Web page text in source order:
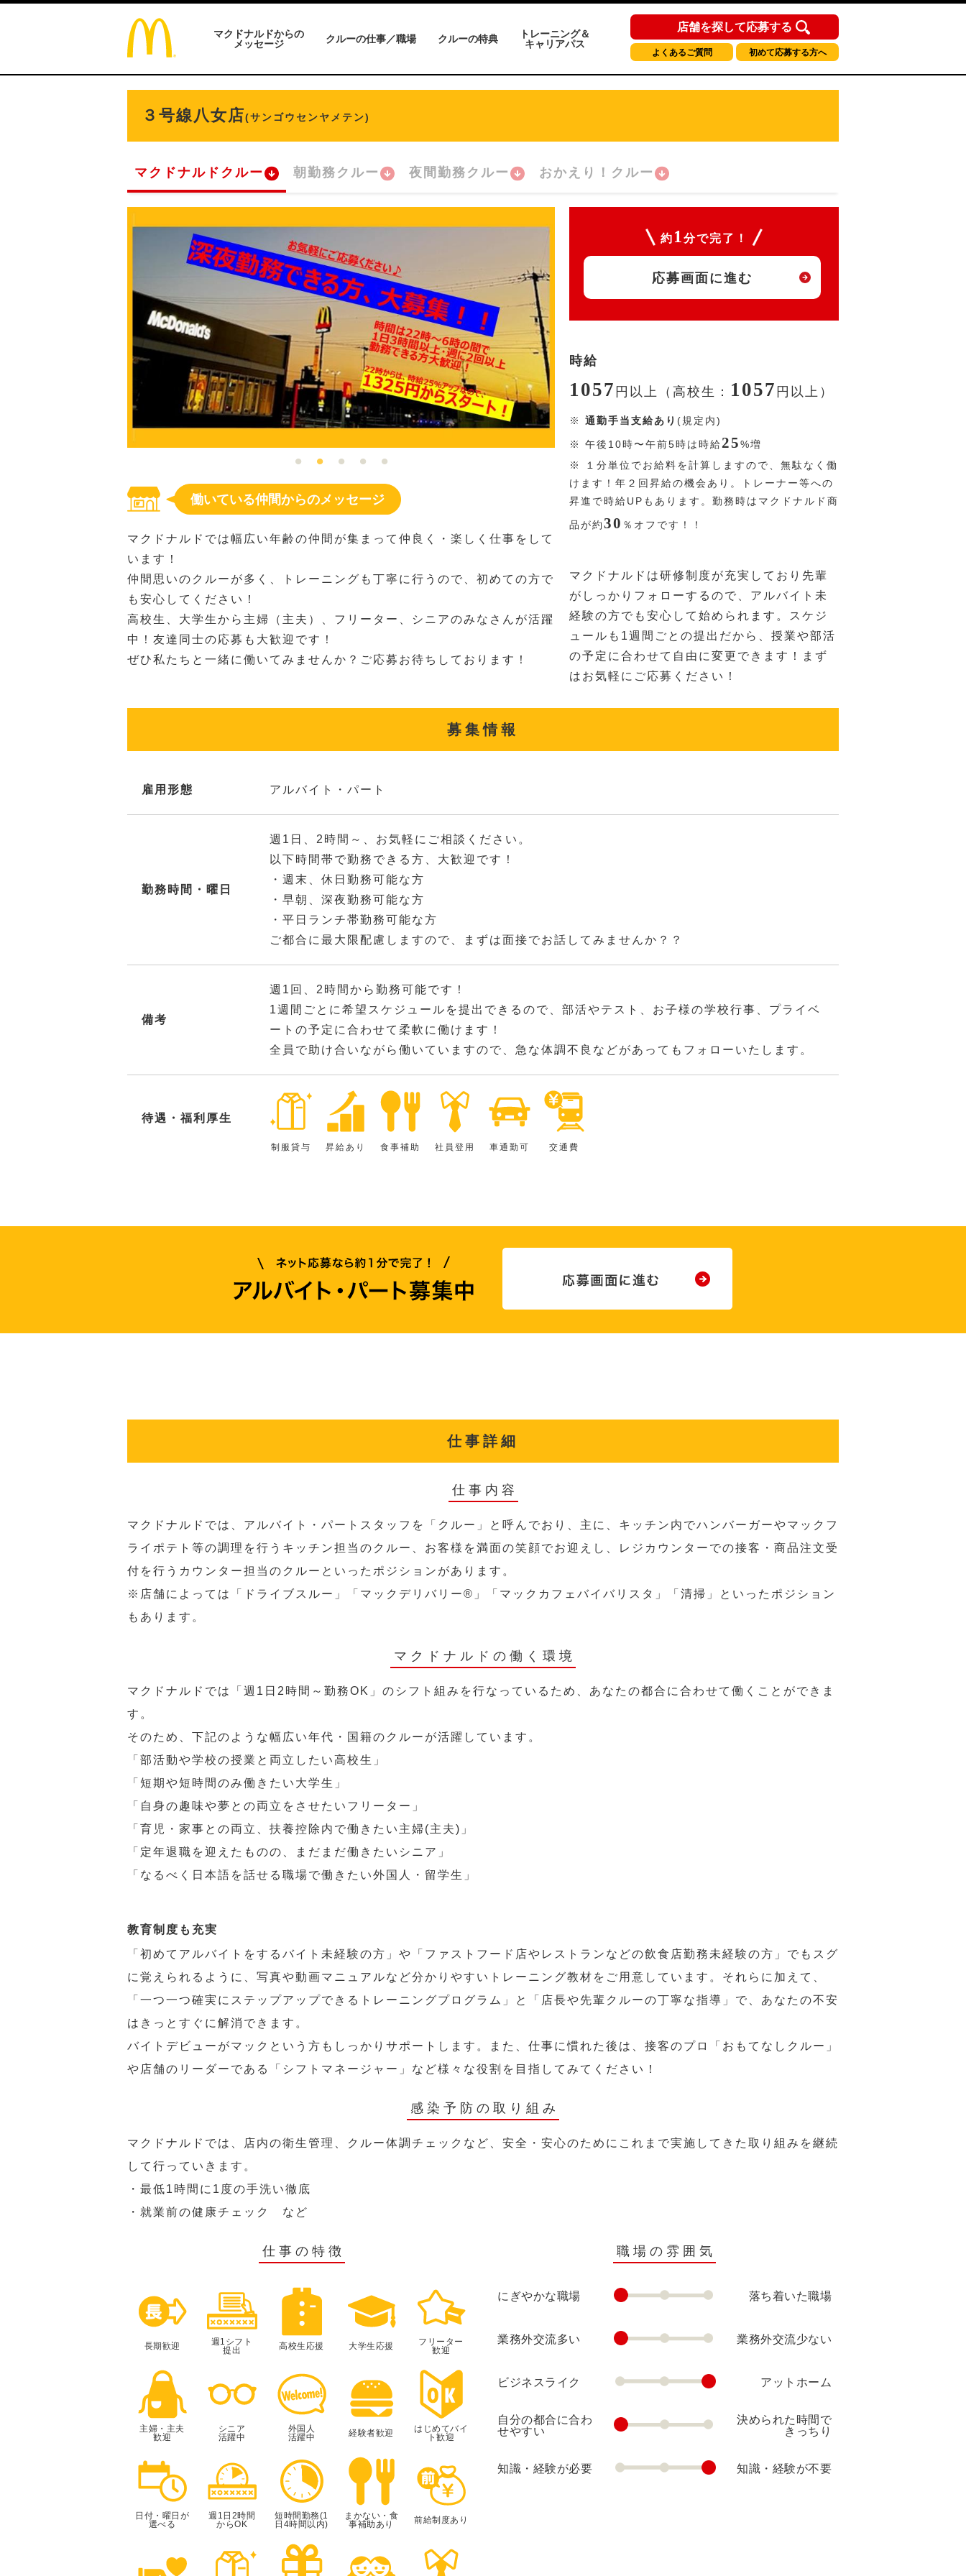
マクドナルドからの
メッセージ
クルーの仕事／職場 クルーの特典
トレーニング＆
キャリアパス
店舗を探して応募する
よくあるご質問 初めて応募する方へ
３号線八女店(サンゴウセンヤメテン)
マクドナルドクルー 朝勤務クルー 夜間勤務クルー おかえり！クルー
働いている仲間からのメッセージ
マクドナルドでは幅広い年齢の仲間が集まって仲良く・楽しく仕事をして
います！
仲間思いのクルーが多く、トレーニングも丁寧に行うので、初めての方で
も安心してください！
高校生、大学生から主婦（主夫）、フリーター、シニアのみなさんが活躍
中！友達同士の応募も大歓迎です！
ぜひ私たちと一緒に働いてみませんか？ご応募お待ちしております！
約 1 分で完了！
応募画面に進む
時給
1057 円 以上（高校生： 1057 円 以上）
※ 通勤手当支給あり (規定内)
※ 午後10時〜午前5時は時給25%増
※
１分単位でお給料を計算しますので、無駄なく働
けます！年２回昇給の機会あり。トレーナー等への
昇進で時給UPもあります。勤務時はマクドナルド商
品が約30 ％ オフです！！
マクドナルドは研修制度が充実しており先輩
がしっかりフォローするので、アルバイト未
経験の方でも安心して始められます。スケジ
ュールも1週間ごとの提出だから、授業や部活
の予定に合わせて自由に変更できます！まず
はお気軽にご応募ください！
募集情報
雇用形態 アルバイト・パート
勤務時間・曜日
週1日、2時間～、お気軽にご相談ください。
以下時間帯で勤務できる方、大歓迎です！
・週末、休日勤務可能な方
・早朝、深夜勤務可能な方
・平日ランチ帯勤務可能な方
ご都合に最大限配慮しますので、まずは面接でお話してみませんか？？
備考
週1回、2時間から勤務可能です！
1週間ごとに希望スケジュールを提出できるので、部活やテスト、お子様の学校行事、プライベ
ートの予定に合わせて柔軟に働けます！
全員で助け合いながら働いていますので、急な体調不良などがあってもフォローいたします。
待遇・福利厚生
制服貸与 昇給あり 食事補助 社員登用 車通勤可 交通費
仕事詳細
仕事内容
マクドナルドでは、アルバイト・パートスタッフを「クルー」と呼んでおり、主に、キッチン内でハンバーガーやマックフ
ライポテト等の調理を行うキッチン担当のクルー、お客様を満面の笑顔でお迎えし、レジカウンターでの接客・商品注文受
付を行うカウンター担当のクルーといったポジションがあります。
※店舗によっては「ドライブスルー」「マックデリバリー®︎」「マックカフェバイバリスタ」「清掃」といったポジション
もあります。
マクドナルドの働く環境
マクドナルドでは「週1日2時間～勤務OK」のシフト組みを行なっているため、あなたの都合に合わせて働くことができま
す。
そのため、下記のような幅広い年代・国籍のクルーが活躍しています。
「部活動や学校の授業と両立したい高校生」
「短期や短時間のみ働きたい大学生」
「自身の趣味や夢との両立をさせたいフリーター」
「育児・家事との両立、扶養控除内で働きたい主婦(主夫)」
「定年退職を迎えたものの、まだまだ働きたいシニア」
「なるべく日本語を話せる職場で働きたい外国人・留学生」
教育制度も充実
「初めてアルバイトをするバイト未経験の方」や「ファストフード店やレストランなどの飲食店勤務未経験の方」でもスグ
に覚えられるように、写真や動画マニュアルなど分かりやすいトレーニング教材をご用意しています。それらに加えて、
「一つ一つ確実にステップアップできるトレーニングプログラム」と「店長や先輩クルーの丁寧な指導」で、あなたの不安
はきっとすぐに解消できます。
バイトデビューがマックという方もしっかりサポートします。また、仕事に慣れた後は、接客のプロ「おもてなしクルー」
や店舗のリーダーである「シフトマネージャー」など様々な役割を目指してみてください！
感染予防の取り組み
マクドナルドでは、店内の衛生管理、クルー体調チェックなど、安全・安心のためにこれまで実施してきた取り組みを継続
して行っていきます。
・最低1時間に1度の手洗い徹底
・就業前の健康チェック など
仕事の特徴
長期歓迎
週1シフト
提出
高校生応援 大学生応援
フリーター
歓迎
主婦・主夫
歓迎
シニア
活躍中
外国人
活躍中
経験者歓迎
はじめてバイ
ト歓迎
日付・曜日が
選べる
週1日2時間
からOK
短時間勤務(1
日4時間以内)
まかない・食
事補助あり
前給制度あり
職場の雰囲気
にぎやかな職場 落ち着いた職場
業務外交流多い 業務外交流少ない
ビジネスライク アットホーム
自分の都合に合わ
せやすい
決められた時間で
きっちり
知識・経験が必要 知識・経験が不要